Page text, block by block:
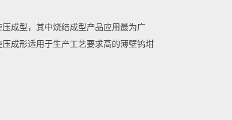
成型，其中烧结成型产品应用最为广
成形适用于生产工艺要求高的薄壁钨坩